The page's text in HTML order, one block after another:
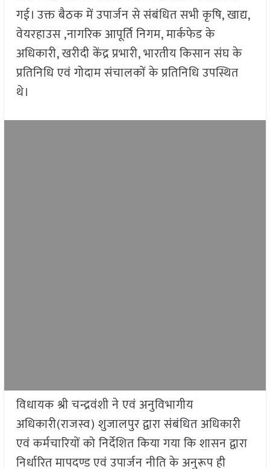
गई। उक्त बैठक में उपार्जन से संबंधित सभी कृषि, खाद्य,
वेयरहाउस ,नागरिक आपूर्ति निगम, मार्कफेड के
अधिकारी, खरीदी केंद्र प्रभारी, भारतीय किसान संघ के
प्रतिनिधि एवं गोदाम संचालकों के प्रतिनिधि उपस्थित
थे।
विधायक श्री चन्द्रवंशी ने एवं अनुविभागीय
अधिकारी(राजस्व) शुजालपुर द्वारा संबंधित अधिकारी
एवं कर्मचारियों को निर्देशित किया गया कि शासन द्वारा
निर्धारित मापदण्ड एवं उपार्जन नीति के अनुरूप ही